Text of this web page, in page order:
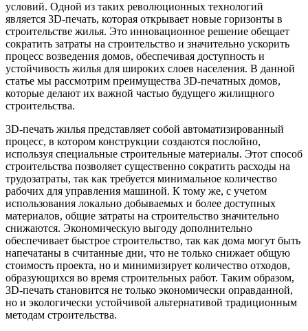
условий. Одной из таких революционных технологий
является 3D-печать, которая открывает новые горизонты в
строительстве жилья. Это инновационное решение обещает
сократить затраты на строительство и значительно ускорить
процесс возведения домов, обеспечивая доступность и
устойчивость жилья для широких слоев населения. В данной
статье мы рассмотрим преимущества 3D-печатных домов,
которые делают их важной частью будущего жилищного
строительства.
3D-печать жилья представляет собой автоматизированный
процесс, в котором конструкции создаются послойно,
используя специальные строительные материалы. Этот способ
строительства позволяет существенно сократить расходы на
трудозатраты, так как требуется минимальное количество
рабочих для управления машиной. К тому же, с учетом
использования локально добываемых и более доступных
материалов, общие затраты на строительство значительно
снижаются. Экономическую выгоду дополнительно
обеспечивает быстрое строительство, так как дома могут быть
напечатаны в считанные дни, что не только снижает общую
стоимость проекта, но и минимизирует количество отходов,
образующихся во время строительных работ. Таким образом,
3D-печать становится не только экономически оправданной,
но и экологически устойчивой альтернативой традиционным
методам строительства.